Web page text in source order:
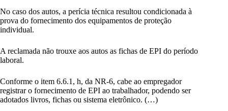
No caso dos autos, a perícia técnica resultou condicionada à
prova do fornecimento dos equipamentos de proteção
individual.
A reclamada não trouxe aos autos as fichas de EPI do período
laboral.
Conforme o item 6.6.1, h, da NR-6, cabe ao empregador
registrar o fornecimento de EPI ao trabalhador, podendo ser
adotados livros, fichas ou sistema eletrônico. (…)